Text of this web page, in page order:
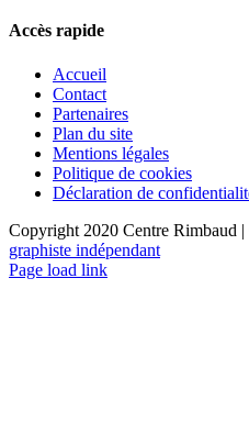
Accès rapide
Accueil
Contact
Partenaires
Plan du site
Mentions légales
Politique de cookies
Déclaration de
Copyright 2020 Centre Rimbaud |
graphiste indépendant
Page load link